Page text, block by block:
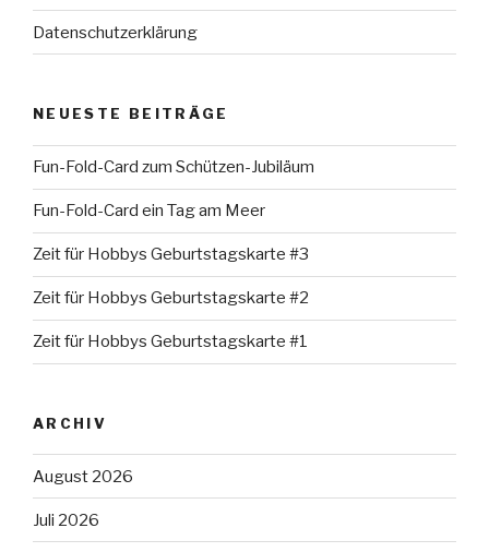
Datenschutzerklärung
NEUESTE BEITRÄGE
Fun-Fold-Card zum Schützen-Jubiläum
Fun-Fold-Card ein Tag am Meer
Zeit für Hobbys Geburtstagskarte #3
Zeit für Hobbys Geburtstagskarte #2
Zeit für Hobbys Geburtstagskarte #1
ARCHIV
August 2026
Juli 2026